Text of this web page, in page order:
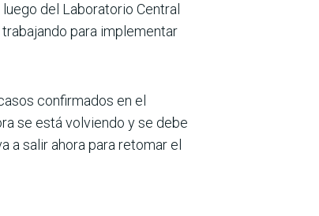
del Laboratorio Central
para implementar
confirmados en el
se está volviendo y se debe
a salir ahora para retomar el